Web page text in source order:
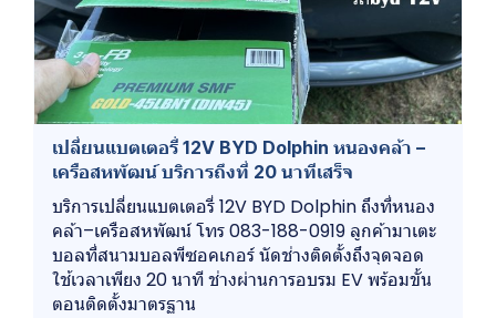
เปลี่ยนแบตเตอรี่ 12V BYD Dolphin หนองคล้า –
เครือสหพัฒน์ บริการถึงที่ 20 นาทีเสร็จ
บริการเปลี่ยนแบตเตอรี่ 12V BYD Dolphin ถึงที่หนอง
คล้า–เครือสหพัฒน์ โทร 083-188-0919 ลูกค้ามาเตะ
บอลที่สนามบอลพีซอคเกอร์ นัดช่างติดตั้งถึงจุดจอด
ใช้เวลาเพียง 20 นาที ช่างผ่านการอบรม EV พร้อมขั้น
ตอนติดตั้งมาตรฐาน